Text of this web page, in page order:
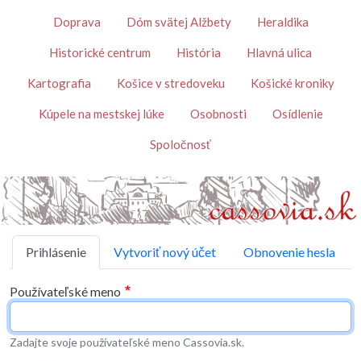
TémyDoprava Dóm svätej Alžbety Heraldika
Historické centrum História Hlavná ulica
Kartografia Košice v stredoveku Košické kroniky
Kúpele na mestskej lúke Osobnosti Osídlenie
Spoločnosť
Primárne karty
Prihlásenie Vytvoriť nový účet Obnovenie hesla
Používateľské meno
Zadajte svoje používateľské meno Cassovia.sk.